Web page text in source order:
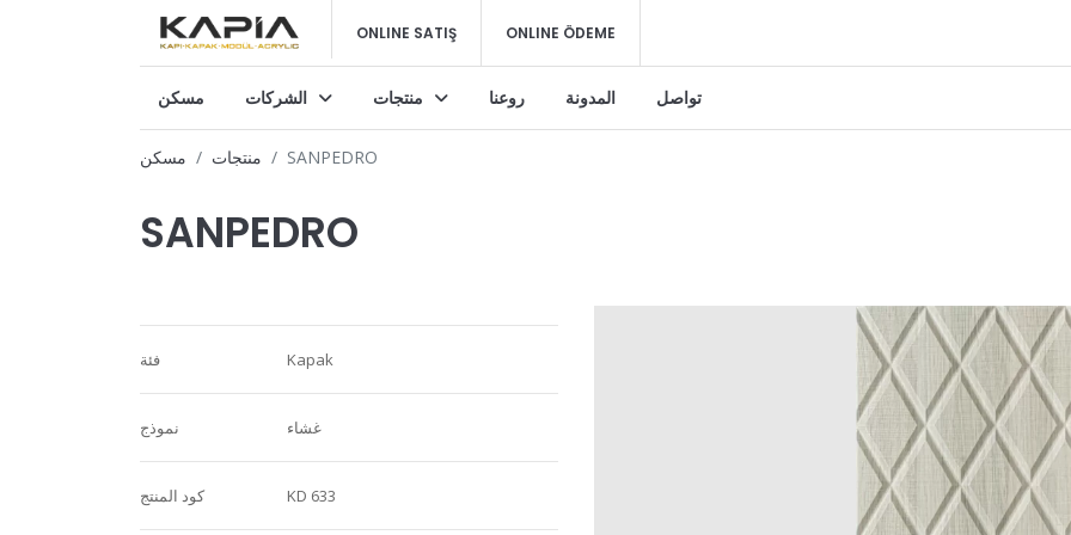
ONLINE SATIŞ ONLINE ÖDEME
مسكن روعنا المدونة تواصل
مسكن منتجات SANPEDRO
SANPEDRO
فئة Kapak
نموذج غشاء
كود المنتج KD 633